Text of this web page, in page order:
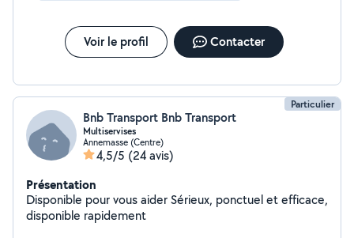
Voir le profil Contacter
Particulier
Bnb Transport Bnb Transport
Multiservises
Annemasse (Centre)
4,5/5 (24 avis)
Présentation
Disponible pour vous aider Sérieux, ponctuel et efficace,
disponible rapidement